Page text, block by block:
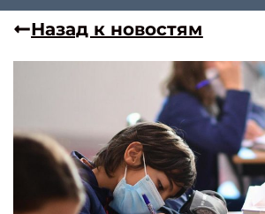
Назад к новостям